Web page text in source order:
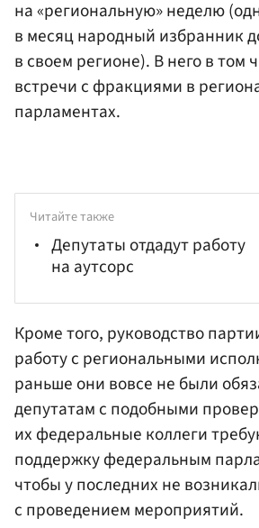
на «региональную» неделю
в месяц народный избранник
в своем регионе). В него в том
встречи с фракциями в
парламентах.
Читайте также
Депутаты отдадут работу
на аутсорс
Кроме того, руководство
работу с региональными
раньше они вовсе не были
депутатам с подобными
их федеральные коллеги
поддержку федеральным
чтобы у последних не
с проведением мероприятий.